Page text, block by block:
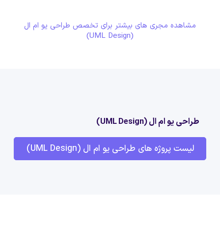
مشاهده مجری های بیشتر برای تخصص طراحی یو ام ال
(UML Design)
طراحی یو ام ال (UML Design)
لیست پروژه های طراحی یو ام ال (UML Design)